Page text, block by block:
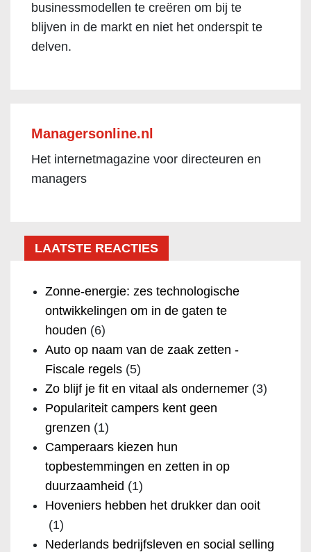
businessmodellen te creëren om bij te
blijven in de markt en niet het onderspit te
delven.
Managersonline.nl
Het internetmagazine voor directeuren en
managers
LAATSTE REACTIES
Zonne-energie: zes technologische
ontwikkelingen om in de gaten te
houden (6)
Auto op naam van de zaak zetten -
Fiscale regels (5)
Zo blijf je fit en vitaal als ondernemer (3)
Populariteit campers kent geen
grenzen (1)
Camperaars kiezen hun
topbestemmingen en zetten in op
duurzaamheid (1)
Hoveniers hebben het drukker dan ooit
(1)
Nederlands bedrijfsleven en social selling